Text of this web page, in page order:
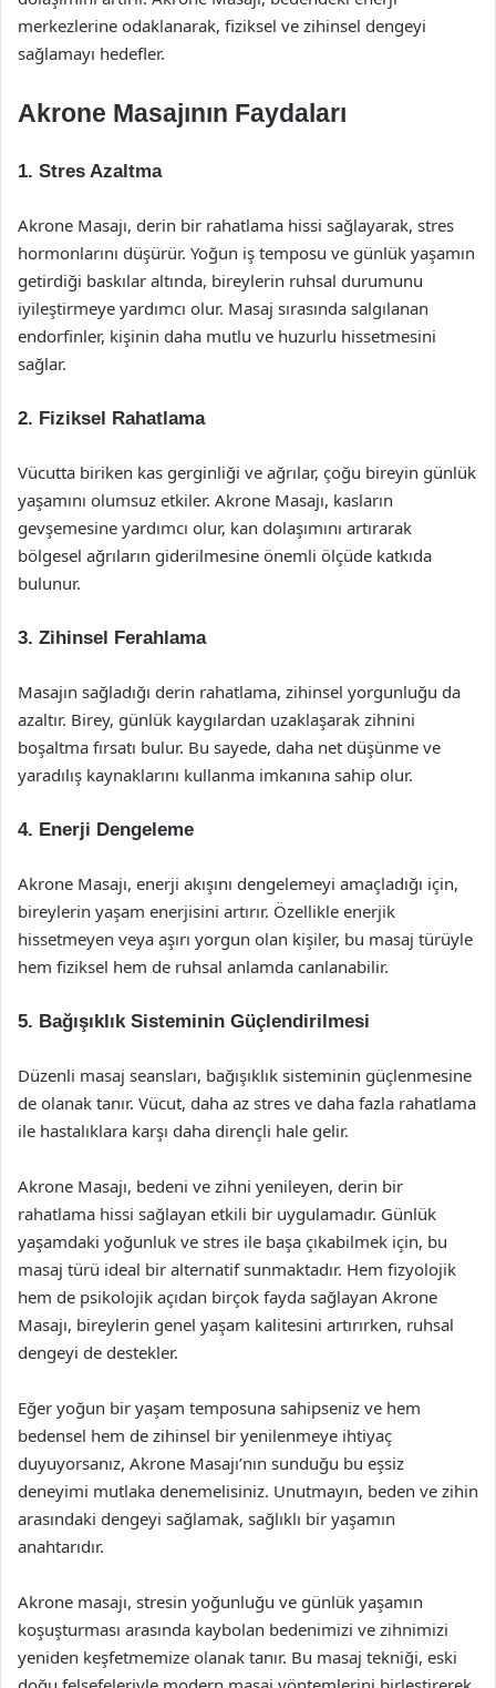
merkezlerine odaklanarak, fiziksel ve zihinsel dengeyi
sağlamayı hedefler.
Akrone Masajının Faydaları
1. Stres Azaltma
Akrone Masajı, derin bir rahatlama hissi sağlayarak, stres
hormonlarını düşürür. Yoğun iş temposu ve günlük yaşamın
getirdiği baskılar altında, bireylerin ruhsal durumunu
iyileştirmeye yardımcı olur. Masaj sırasında salgılanan
endorfinler, kişinin daha mutlu ve huzurlu hissetmesini
sağlar.
2. Fiziksel Rahatlama
Vücutta biriken kas gerginliği ve ağrılar, çoğu bireyin günlük
yaşamını olumsuz etkiler. Akrone Masajı, kasların
gevşemesine yardımcı olur, kan dolaşımını artırarak
bölgesel ağrıların giderilmesine önemli ölçüde katkıda
bulunur.
3. Zihinsel Ferahlama
Masajın sağladığı derin rahatlama, zihinsel yorgunluğu da
azaltır. Birey, günlük kaygılardan uzaklaşarak zihnini
boşaltma fırsatı bulur. Bu sayede, daha net düşünme ve
yaradılış kaynaklarını kullanma imkanına sahip olur.
4. Enerji Dengeleme
Akrone Masajı, enerji akışını dengelemeyi amaçladığı için,
bireylerin yaşam enerjisini artırır. Özellikle enerjik
hissetmeyen veya aşırı yorgun olan kişiler, bu masaj türüyle
hem fiziksel hem de ruhsal anlamda canlanabilir.
5. Bağışıklık Sisteminin Güçlendirilmesi
Düzenli masaj seansları, bağışıklık sisteminin güçlenmesine
de olanak tanır. Vücut, daha az stres ve daha fazla rahatlama
ile hastalıklara karşı daha dirençli hale gelir.
Akrone Masajı, bedeni ve zihni yenileyen, derin bir
rahatlama hissi sağlayan etkili bir uygulamadır. Günlük
yaşamdaki yoğunluk ve stres ile başa çıkabilmek için, bu
masaj türü ideal bir alternatif sunmaktadır. Hem fizyolojik
hem de psikolojik açıdan birçok fayda sağlayan Akrone
Masajı, bireylerin genel yaşam kalitesini artırırken, ruhsal
dengeyi de destekler.
Eğer yoğun bir yaşam temposuna sahipseniz ve hem
bedensel hem de zihinsel bir yenilenmeye ihtiyaç
duyuyorsanız, Akrone Masajı’nın sunduğu bu eşsiz
deneyimi mutlaka denemelisiniz. Unutmayın, beden ve zihin
arasındaki dengeyi sağlamak, sağlıklı bir yaşamın
anahtarıdır.
Akrone masajı, stresin yoğunluğu ve günlük yaşamın
koşuşturması arasında kaybolan bedenimizi ve zihnimizi
yeniden keşfetmemize olanak tanır. Bu masaj tekniği, eski